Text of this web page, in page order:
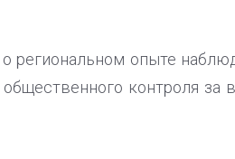
региональном опыте
контроля за